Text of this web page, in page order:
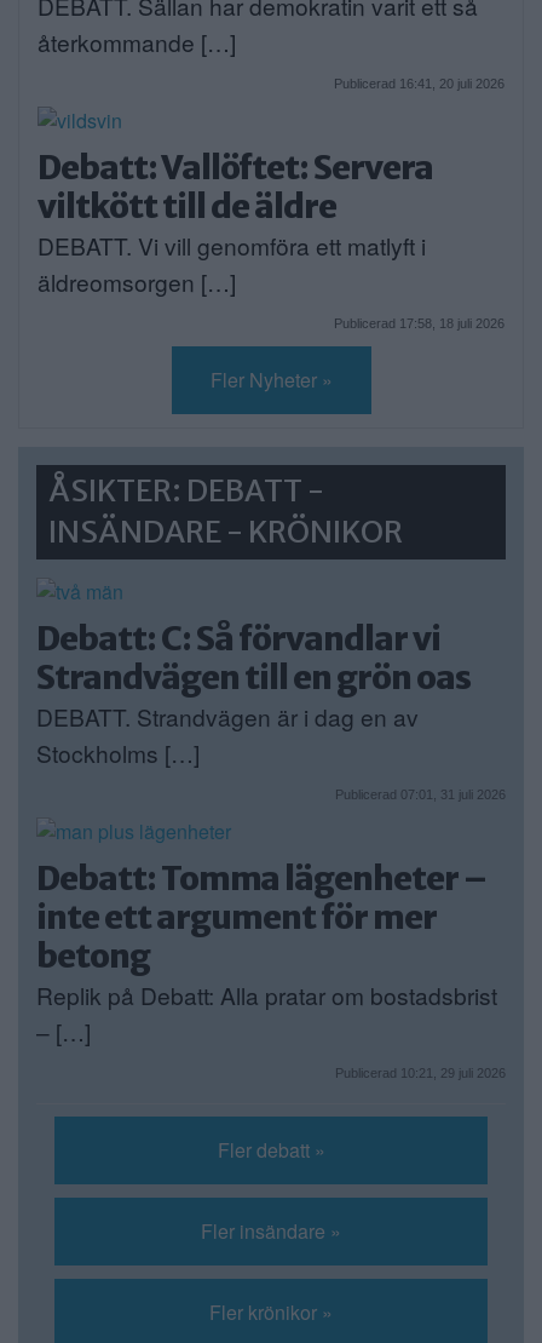
återkommande […]
Publicerad 16:41, 20 juli 2026
Debatt: Vallöftet: Servera
viltkött till de äldre
DEBATT. Vi vill genomföra ett matlyft i
äldreomsorgen […]
Publicerad 17:58, 18 juli 2026
Fler Nyheter »
ÅSIKTER: DEBATT -
INSÄNDARE - KRÖNIKOR
Debatt: C: Så förvandlar vi
Strandvägen till en grön oas
DEBATT. Strandvägen är i dag en av
Stockholms […]
Publicerad 07:01, 31 juli 2026
Debatt: Tomma lägenheter –
inte ett argument för mer
betong
Replik på Debatt: Alla pratar om bostadsbrist
– […]
Publicerad 10:21, 29 juli 2026
Fler debatt »
Fler insändare »
Fler krönikor »